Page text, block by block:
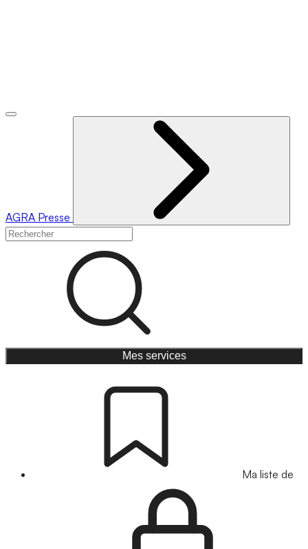
AGRA Presse
Mes services
Ma liste de